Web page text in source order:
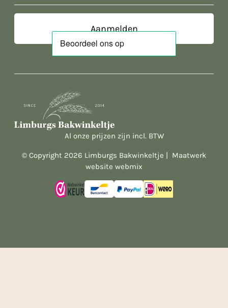
Al onze prijzen zijn incl. BTW
© Copyright 2026 Limburgs Bakwinkeltje | Maatwerk
website webmix